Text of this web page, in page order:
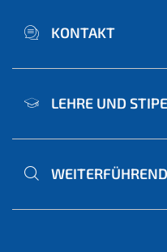
KONTAKT
LEHRE UND